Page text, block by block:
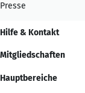
Presse
Hilfe & Kontakt
Mitgliedschaften
Hauptbereiche